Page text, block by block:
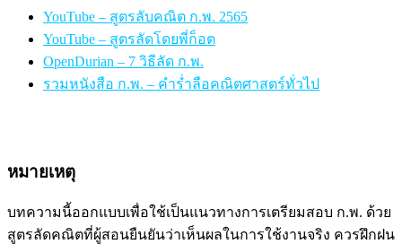
YouTube – สูตรลับคณิต ก.พ. 2565
YouTube – สูตรลัดโดยพี่ก็อต
OpenDurian – 7 วิธีลัด ก.พ.
รวมหนังสือ ก.พ. – คำร่ำลือคณิตศาสตร์ทั่วไป
หมายเหตุ
บทความนี้ออกแบบเพื่อใช้เป็นแนวทางการเตรียมสอบ ก.พ. ด้วย
สูตรลัดคณิตที่ผู้สอนยืนยันว่าเห็นผลในการใช้งานจริง ควรฝึกฝน